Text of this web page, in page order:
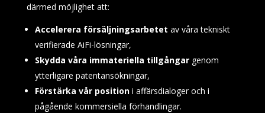
därmed möjlighet att:
Accelerera försäljningsarbetet av våra tekniskt
verifierade AiFi-lösningar,
Skydda våra immateriella tillgångargenom
ytterligare patentansökningar,
Förstärka vår positioni affärsdialoger och i
pågående kommersiella förhandlingar.